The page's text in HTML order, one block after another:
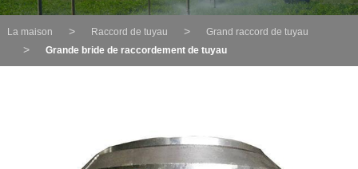
La maison Raccord de tuyau
Grand raccord de tuyau
Grande bride de raccordement de tuyau